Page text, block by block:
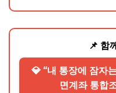
📌 함
💎 “내 통장에 잠자
면계좌 통합